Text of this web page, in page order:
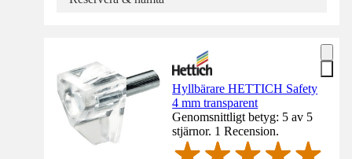
Hyllbärare HETTICH Safety
4 mm transparent
Genomsnittligt betyg: 5 av 5
stjärnor. 1 Recension.